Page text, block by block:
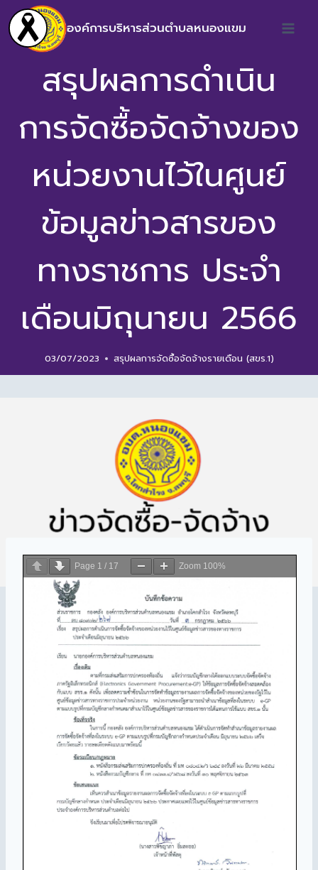
องค์การบริหารส่วนตำบลหนองแขม
สรุปผลการดำเนิน
การจัดซื้อจัดจ้างของ
หน่วยงานไว้ในศูนย์
ข้อมูลข่าวสารของ
ทางราชการ ประจำ
เดือนมิถุนายน 2566
03/07/2023 สรุปผลการจัดซื้อจัดจ้างรายเดือน (สขร.1)
Page 1 / 17 Zoom 100%